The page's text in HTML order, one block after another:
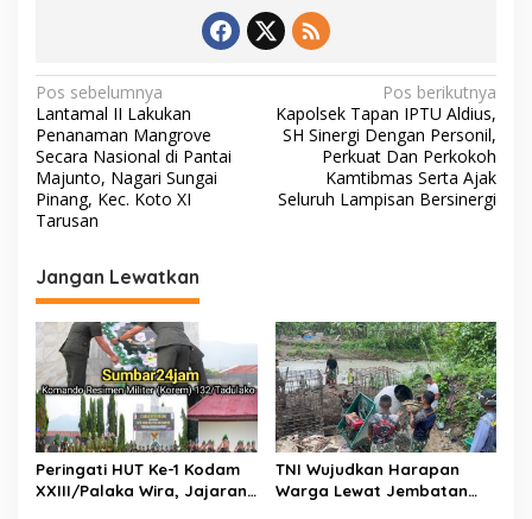
k
A
p
p
Li
n
k
N
a
v
i
g
a
s
i
p
o
s
Pos sebelumnya
Lantamal II Lakukan
Penanaman Mangrove
Secara Nasional di Pantai
Majunto, Nagari Sungai
Pinang, Kec. Koto XI
Tarusan
Pos berikutnya
Kapolsek Tapan IPTU Aldius,
SH Sinergi Dengan Personil,
Perkuat Dan Perkokoh
Kamtibmas Serta Ajak
Seluruh Lampisan Bersinergi
Jangan Lewatkan
Peringati HUT Ke-1 Kodam
XXIII/Palaka Wira, Jajaran
TNI Wujudkan Harapan
Warga Lewat Jembatan